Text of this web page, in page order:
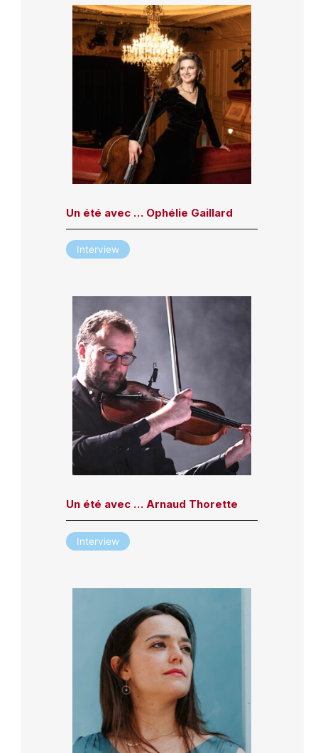
Un été avec … Ophélie Gaillard
Interview
Un été avec … Arnaud Thorette
Interview